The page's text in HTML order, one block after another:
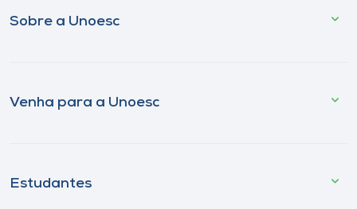
Sobre a Unoesc
Venha para a Unoesc
Estudantes